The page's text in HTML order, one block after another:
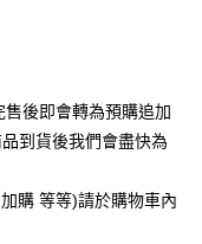
付方式。 讓您購物簡單
後即會轉為預購追加
到貨後我們會盡快為
購 等等)請於購物車內